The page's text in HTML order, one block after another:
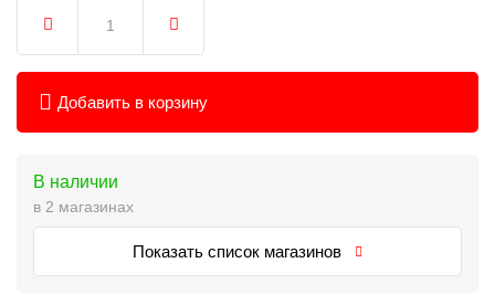
Добавить в корзину
В наличии
в 2 магазинах
Показать список магазинов